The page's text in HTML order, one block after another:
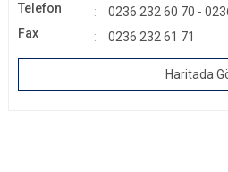
Telefon
0236 232 60 70 -
Fax
0236 232 61 71
Haritada